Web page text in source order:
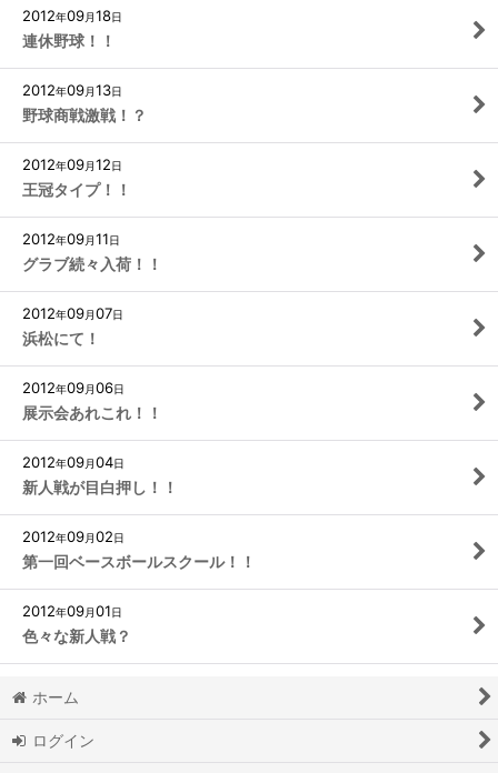
2012年09月18日
連休野球！！
2012年09月13日
野球商戦激戦！？
2012年09月12日
王冠タイプ！！
2012年09月11日
グラブ続々入荷！！
2012年09月07日
浜松にて！
2012年09月06日
展示会あれこれ！！
2012年09月04日
新人戦が目白押し！！
2012年09月02日
第一回ベースボールスクール！！
2012年09月01日
色々な新人戦？
ホーム
ログイン